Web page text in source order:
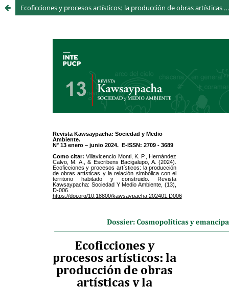
Ecoficciones y procesos artísticos: la producción de obras artísticas y la relación simbólica con el territorio habitado y construido